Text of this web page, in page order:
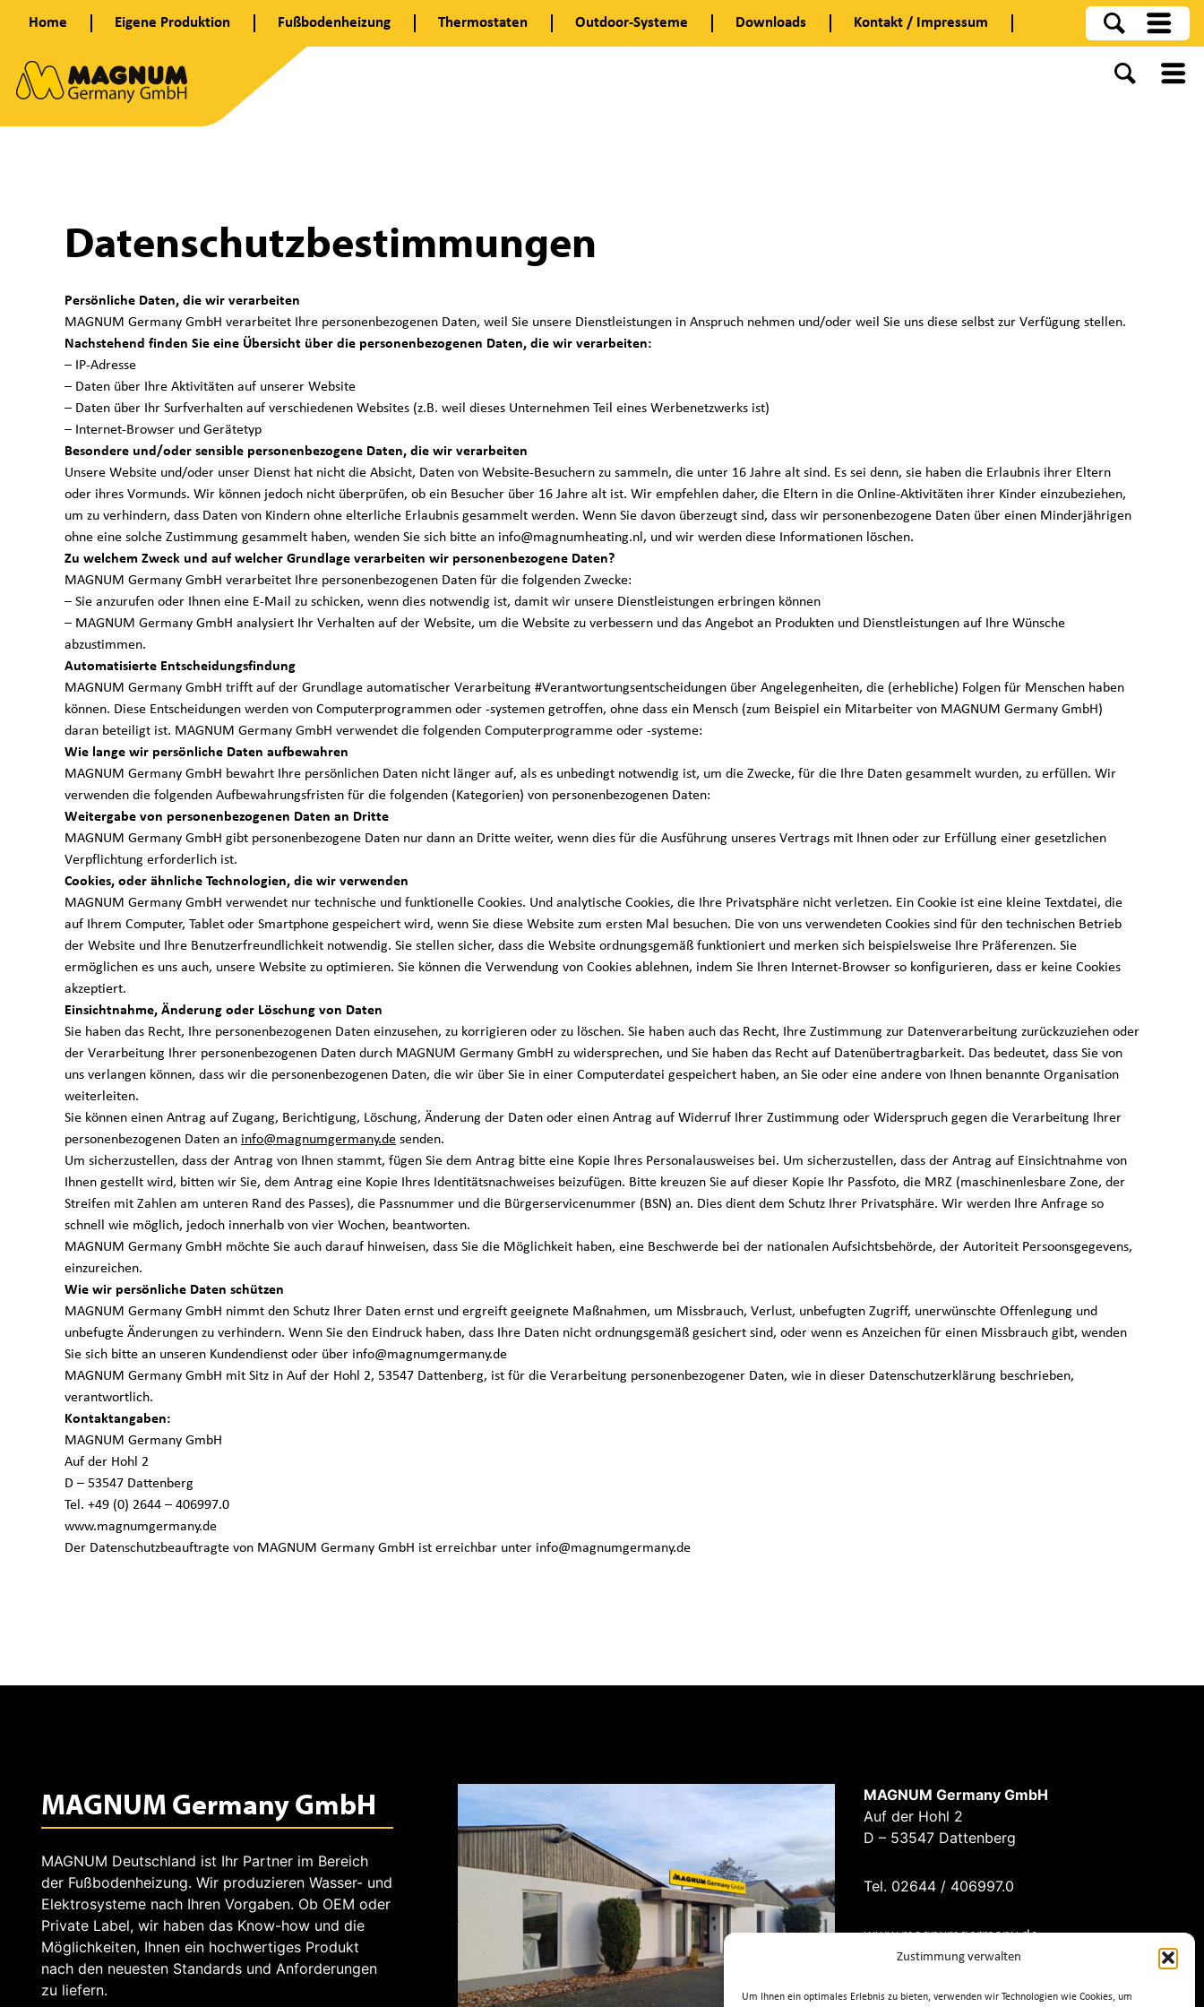
Zustimmung verwalten
Um Ihnen ein optimales Erlebnis zu bieten, verwenden wir Technologien wie Cookies, um
springen
Home Eigene Produktion Fußbodenheizung Thermostaten Outdoor-Systeme Downloads Kontakt / Impressum
D
m
u
n
g
Datenschutzbestimmungen
Persönliche Daten, die wir verarbeiten
MAGNUM Germany GmbH verarbeitet Ihre personenbezogenen Daten, weil Sie unsere Dienstleistungen in Anspruch nehmen und/oder weil Sie uns diese selbst zur Verfügung stellen.
Nachstehend finden Sie eine Übersicht über die personenbezogenen Daten, die wir verarbeiten:
– IP-Adresse
– Daten über Ihre Aktivitäten auf unserer Website
– Daten über Ihr Surfverhalten auf verschiedenen Websites (z.B. weil dieses Unternehmen Teil eines Werbenetzwerks ist)
– Internet-Browser und Gerätetyp
Besondere und/oder sensible personenbezogene Daten, die wir verarbeiten
Unsere Website und/oder unser Dienst hat nicht die Absicht, Daten von Website-Besuchern zu sammeln, die unter 16 Jahre alt sind. Es sei denn, sie haben die Erlaubnis ihrer Eltern
oder ihres Vormunds. Wir können jedoch nicht überprüfen, ob ein Besucher über 16 Jahre alt ist. Wir empfehlen daher, die Eltern in die Online-Aktivitäten ihrer Kinder einzubeziehen,
um zu verhindern, dass Daten von Kindern ohne elterliche Erlaubnis gesammelt werden. Wenn Sie davon überzeugt sind, dass wir personenbezogene Daten über einen Minderjährigen
ohne eine solche Zustimmung gesammelt haben, wenden Sie sich bitte an info@magnumheating.nl, und wir werden diese Informationen löschen.
Zu welchem Zweck und auf welcher Grundlage verarbeiten wir personenbezogene Daten?
MAGNUM Germany GmbH verarbeitet Ihre personenbezogenen Daten für die folgenden Zwecke:
– Sie anzurufen oder Ihnen eine E-Mail zu schicken, wenn dies notwendig ist, damit wir unsere Dienstleistungen erbringen können
– MAGNUM Germany GmbH analysiert Ihr Verhalten auf der Website, um die Website zu verbessern und das Angebot an Produkten und Dienstleistungen auf Ihre Wünsche
abzustimmen.
Automatisierte Entscheidungsfindung
MAGNUM Germany GmbH trifft auf der Grundlage automatischer Verarbeitung #Verantwortungsentscheidungen über Angelegenheiten, die (erhebliche) Folgen für Menschen haben
können. Diese Entscheidungen werden von Computerprogrammen oder -systemen getroffen, ohne dass ein Mensch (zum Beispiel ein Mitarbeiter von MAGNUM Germany GmbH)
daran beteiligt ist. MAGNUM Germany GmbH verwendet die folgenden Computerprogramme oder -systeme:
Wie lange wir persönliche Daten aufbewahren
MAGNUM Germany GmbH bewahrt Ihre persönlichen Daten nicht länger auf, als es unbedingt notwendig ist, um die Zwecke, für die Ihre Daten gesammelt wurden, zu erfüllen. Wir
verwenden die folgenden Aufbewahrungsfristen für die folgenden (Kategorien) von personenbezogenen Daten:
Weitergabe von personenbezogenen Daten an Dritte
MAGNUM Germany GmbH gibt personenbezogene Daten nur dann an Dritte weiter, wenn dies für die Ausführung unseres Vertrags mit Ihnen oder zur Erfüllung einer gesetzlichen
Verpflichtung erforderlich ist.
Cookies, oder ähnliche Technologien, die wir verwenden
MAGNUM Germany GmbH verwendet nur technische und funktionelle Cookies. Und analytische Cookies, die Ihre Privatsphäre nicht verletzen. Ein Cookie ist eine kleine Textdatei, die
auf Ihrem Computer, Tablet oder Smartphone gespeichert wird, wenn Sie diese Website zum ersten Mal besuchen. Die von uns verwendeten Cookies sind für den technischen Betrieb
der Website und Ihre Benutzerfreundlichkeit notwendig. Sie stellen sicher, dass die Website ordnungsgemäß funktioniert und merken sich beispielsweise Ihre Präferenzen. Sie
ermöglichen es uns auch, unsere Website zu optimieren. Sie können die Verwendung von Cookies ablehnen, indem Sie Ihren Internet-Browser so konfigurieren, dass er keine Cookies
akzeptiert.
Einsichtnahme, Änderung oder Löschung von Daten
Sie haben das Recht, Ihre personenbezogenen Daten einzusehen, zu korrigieren oder zu löschen. Sie haben auch das Recht, Ihre Zustimmung zur Datenverarbeitung zurückzuziehen oder
der Verarbeitung Ihrer personenbezogenen Daten durch MAGNUM Germany GmbH zu widersprechen, und Sie haben das Recht auf Datenübertragbarkeit. Das bedeutet, dass Sie von
uns verlangen können, dass wir die personenbezogenen Daten, die wir über Sie in einer Computerdatei gespeichert haben, an Sie oder eine andere von Ihnen benannte Organisation
weiterleiten.
Sie können einen Antrag auf Zugang, Berichtigung, Löschung, Änderung der Daten oder einen Antrag auf Widerruf Ihrer Zustimmung oder Widerspruch gegen die Verarbeitung Ihrer
personenbezogenen Daten an info@magnumgermany.de senden.
Um sicherzustellen, dass der Antrag von Ihnen stammt, fügen Sie dem Antrag bitte eine Kopie Ihres Personalausweises bei. Um sicherzustellen, dass der Antrag auf Einsichtnahme von
Ihnen gestellt wird, bitten wir Sie, dem Antrag eine Kopie Ihres Identitätsnachweises beizufügen. Bitte kreuzen Sie auf dieser Kopie Ihr Passfoto, die MRZ (maschinenlesbare Zone, der
Streifen mit Zahlen am unteren Rand des Passes), die Passnummer und die Bürgerservicenummer (BSN) an. Dies dient dem Schutz Ihrer Privatsphäre. Wir werden Ihre Anfrage so
schnell wie möglich, jedoch innerhalb von vier Wochen, beantworten.
MAGNUM Germany GmbH möchte Sie auch darauf hinweisen, dass Sie die Möglichkeit haben, eine Beschwerde bei der nationalen Aufsichtsbehörde, der Autoriteit Persoonsgegevens,
einzureichen.
Wie wir persönliche Daten schützen
MAGNUM Germany GmbH nimmt den Schutz Ihrer Daten ernst und ergreift geeignete Maßnahmen, um Missbrauch, Verlust, unbefugten Zugriff, unerwünschte Offenlegung und
unbefugte Änderungen zu verhindern. Wenn Sie den Eindruck haben, dass Ihre Daten nicht ordnungsgemäß gesichert sind, oder wenn es Anzeichen für einen Missbrauch gibt, wenden
Sie sich bitte an unseren Kundendienst oder über info@magnumgermany.de
MAGNUM Germany GmbH mit Sitz in Auf der Hohl 2, 53547 Dattenberg, ist für die Verarbeitung personenbezogener Daten, wie in dieser Datenschutzerklärung beschrieben,
verantwortlich.
Kontaktangaben:
MAGNUM Germany GmbH
Auf der Hohl 2
D – 53547 Dattenberg
Tel. +49 (0) 2644 – 406997.0
www.magnumgermany.de
Der Datenschutzbeauftragte von MAGNUM Germany GmbH ist erreichbar unter info@magnumgermany.de
MAGNUM Germany GmbH
MAGNUM Deutschland ist Ihr Partner im Bereich
der Fußbodenheizung. Wir produzieren Wasser- und
Elektrosysteme nach Ihren Vorgaben. Ob OEM oder
Private Label, wir haben das Know-how und die
Möglichkeiten, Ihnen ein hochwertiges Produkt
nach den neuesten Standards und Anforderungen
zu liefern.
MAGNUM Germany GmbH
Auf der Hohl 2
D – 53547 Dattenberg
Tel. 02644 / 406997.0
www.magnumgermany.de